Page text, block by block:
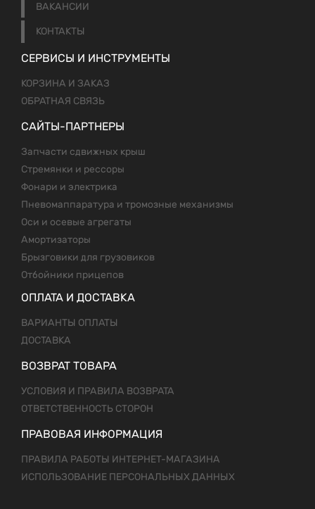
ВАКАНСИИ
КОНТАКТЫ
СЕРВИСЫ И ИНСТРУМЕНТЫ
КОРЗИНА И ЗАКАЗ
ОБРАТНАЯ СВЯЗЬ
САЙТЫ-ПАРТНЕРЫ
Запчасти сдвижных крыш
Стремянки и рессоры
Фонари и электрика
Пневомаппаратура и тромозные механизмы
Оси и осевые агрегаты
Амортизаторы
Брызговики для грузовиков
Отбойники прицепов
ОПЛАТА И ДОСТАВКА
ВАРИАНТЫ ОПЛАТЫ
ДОСТАВКА
ВОЗВРАТ ТОВАРА
УСЛОВИЯ И ПРАВИЛА ВОЗВРАТА
ОТВЕТСТВЕННОСТЬ СТОРОН
ПРАВОВАЯ ИНФОРМАЦИЯ
ПРАВИЛА РАБОТЫ ИНТЕРНЕТ-МАГАЗИНА
ИСПОЛЬЗОВАНИЕ ПЕРСОНАЛЬНЫХ ДАННЫХ